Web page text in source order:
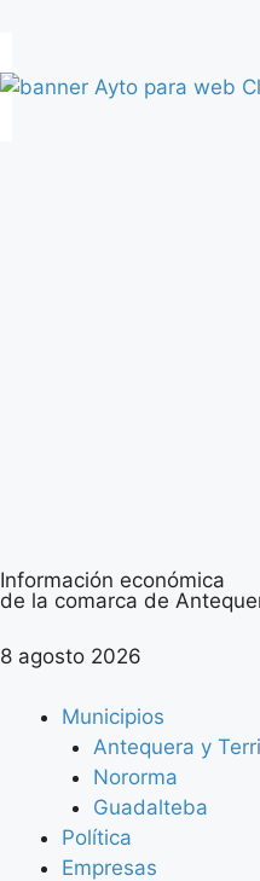
Información económica
de la comarca de
8 agosto 2026
Municipios
Antequera y
Nororma
Guadalteba
Política
Empresas